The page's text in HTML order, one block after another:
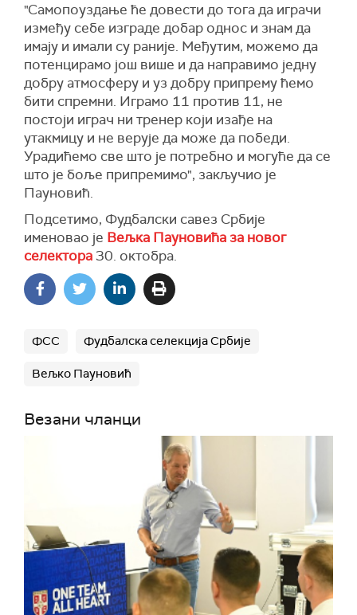
"Самопоуздање ће довести до тога да играчи
између себе изграде добар однос и знам да
имају и имали су раније. Међутим, можемо да
потенцирамо још више и да направимо једну
добру атмосферу и уз добру припрему ћемо
бити спремни. Играмо 11 против 11, не
постоји играч ни тренер који изађе на
утакмицу и не верује да може да победи.
Урадићемо све што је потребно и могуће да се
што је боље припремимо", закључио је
Пауновић.
Подсетимо, Фудбалски савез Србије
именовао је Вељка Пауновића за новог
селектора 30. октобра.
ФСС Фудбалска селекција Србије
Вељко Пауновић
Везани чланци